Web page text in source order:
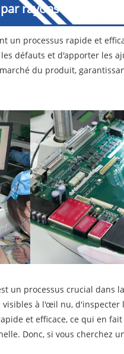
rayons X PCBA
un processus rapide et
défauts et d'apporter les
du produit,
un processus crucial
à l'œil nu, d'inspecter
et efficace, ce qui en
Donc, si vous cherchez